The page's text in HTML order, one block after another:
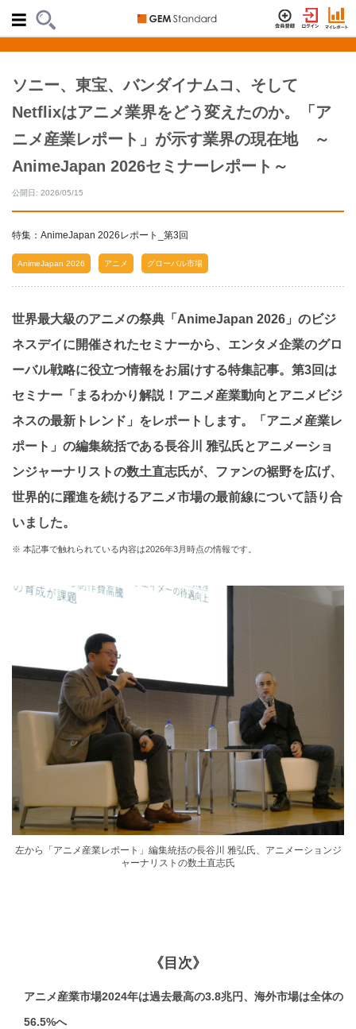
ソニー、東宝、バンダイナムコ、そして
Netflixはアニメ業界をどう変えたのか。「ア
ニメ産業レポート」が示す業界の現在地 ～
AnimeJapan 2026セミナーレポート～
公開日: 2026/05/15
特集：AnimeJapan 2026レポート_第3回
AnimeJapan 2026 アニメ グローバル市場
世界最大級のアニメの祭典「AnimeJapan 2026」のビジ
ネスデイに開催されたセミナーから、エンタメ企業のグロ
ーバル戦略に役立つ情報をお届けする特集記事。第3回は
セミナー「まるわかり解説！アニメ産業動向とアニメビジ
ネスの最新トレンド」をレポートします。「アニメ産業レ
ポート」の編集統括である長谷川 雅弘氏とアニメーショ
ンジャーナリストの数土直志氏が、ファンの裾野を広げ、
世界的に躍進を続けるアニメ市場の最前線について語り合
いました。
※ 本記事で触れられている内容は2026年3月時点の情報です。
左から「アニメ産業レポート」編集統括の長谷川 雅弘氏、アニメーションジ
ャーナリストの数土直志氏
《目次》
アニメ産業市場2024年は過去最高の3.8兆円、海外市場は全体の
56.5%へ